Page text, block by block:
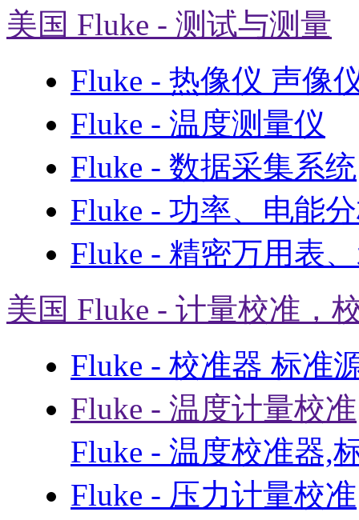
美国 Fluke - 测试与测量
Fluke - 热像仪 声像
Fluke - 温度测量仪
Fluke - 数据采集系统
Fluke - 功率、电能
Fluke - 精密万用表
美国 Fluke - 计量校准，
Fluke - 校准器 标准
Fluke - 温度计量校准
Fluke - 温度校准器,
Fluke - 压力计量校准